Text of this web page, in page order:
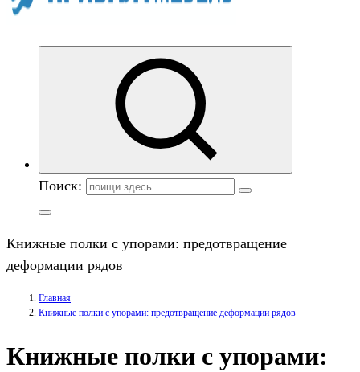
Поиск:
Книжные полки с упорами: предотвращение
деформации рядов
Главная
Книжные полки с упорами: предотвращение деформации рядов
Книжные полки с упорами: